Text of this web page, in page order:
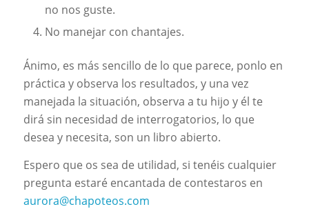
no nos guste.
No manejar con chantajes.
Ánimo, es más sencillo de lo que parece, ponlo en
práctica y observa los resultados, y una vez
manejada la situación, observa a tu hijo y él te
dirá sin necesidad de interrogatorios, lo que
desea y necesita, son un libro abierto.
Espero que os sea de utilidad, si tenéis cualquier
pregunta estaré encantada de contestaros en
aurora@chapoteos.com